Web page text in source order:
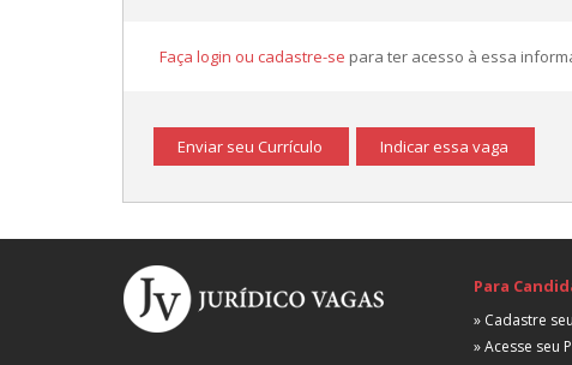
Faça login ou cadastre-se para ter acesso à essa
Enviar seu Currículo Indicar essa vaga
Para
» Cadastre
» Acesse seu